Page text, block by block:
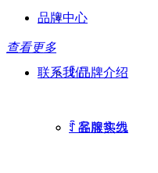
品牌中心
ꄷ 品牌介绍
ꄷ 品牌实力
联系我们
ꄷ 客服热线
查看更多